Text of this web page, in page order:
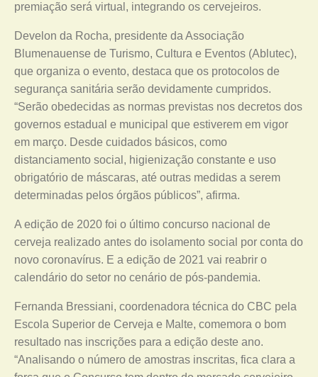
premiação será virtual, integrando os cervejeiros.
Develon da Rocha, presidente da Associação
Blumenauense de Turismo, Cultura e Eventos (Ablutec),
que organiza o evento, destaca que os protocolos de
segurança sanitária serão devidamente cumpridos.
“Serão obedecidas as normas previstas nos decretos dos
governos estadual e municipal que estiverem em vigor
em março. Desde cuidados básicos, como
distanciamento social, higienização constante e uso
obrigatório de máscaras, até outras medidas a serem
determinadas pelos órgãos públicos”, afirma.
A edição de 2020 foi o último concurso nacional de
cerveja realizado antes do isolamento social por conta do
novo coronavírus. E a edição de 2021 vai reabrir o
calendário do setor no cenário de pós-pandemia.
Fernanda Bressiani, coordenadora técnica do CBC pela
Escola Superior de Cerveja e Malte, comemora o bom
resultado nas inscrições para a edição deste ano.
“Analisando o número de amostras inscritas, fica clara a